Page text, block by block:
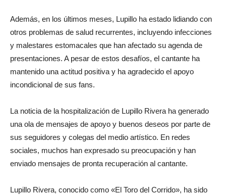
Además, en los últimos meses, Lupillo ha estado lidiando con
otros problemas de salud recurrentes, incluyendo infecciones
y malestares estomacales que han afectado su agenda de
presentaciones. A pesar de estos desafíos, el cantante ha
mantenido una actitud positiva y ha agradecido el apoyo
incondicional de sus fans.
La noticia de la hospitalización de Lupillo Rivera ha generado
una ola de mensajes de apoyo y buenos deseos por parte de
sus seguidores y colegas del medio artístico. En redes
sociales, muchos han expresado su preocupación y han
enviado mensajes de pronta recuperación al cantante.
Lupillo Rivera, conocido como «El Toro del Corrido», ha sido